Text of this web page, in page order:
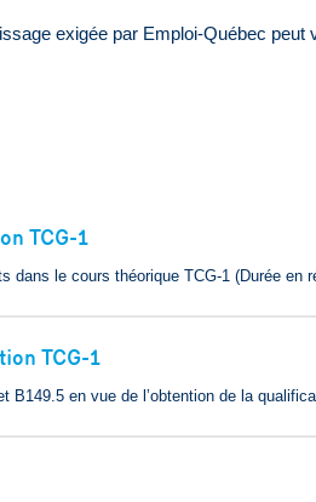
exigée par Emploi-Québec peut
TCG-1
dans le cours théorique TCG-1 (Durée en
TCG-1
B149.5 en vue de l’obtention de la